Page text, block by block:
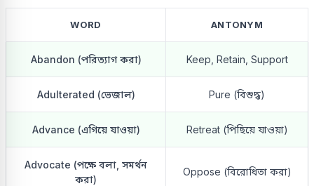
WORD ANTONYM
Abandon (পরিত্যাগ করা) Keep, Retain, Support
Adulterated (ভেজাল) Pure (বিশুদ্ধ)
Advance (এগিয়ে যাওয়া) Retreat (পিছিয়ে যাওয়া)
Advocate (পক্ষে বলা, সমর্থন
করা)
Oppose (বিরোধিতা করা)